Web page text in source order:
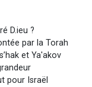
D.ieu ?
par la Torah
et Ya'akov
pour Israël